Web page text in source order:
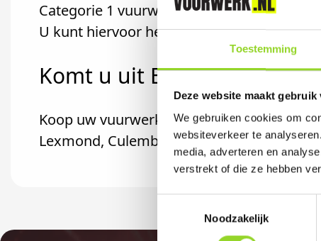
Toestemming
Deze website maakt gebruik
We gebruiken cookies om
websiteverkeer te
media, adverteren en
verstrekt of die ze hebben
Noodzakelijk
Categorie 1 vuurwerk (sterretjes, etc)
U kunt hiervoor het hele jaar terecht in de
Komt u uit Everdingen?
Koop uw vuurwerk dan bij Dierenboetiek
Lexmond, Culemborg of Meerkerk komt.